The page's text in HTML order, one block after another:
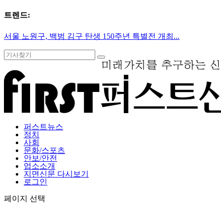
트렌드:
서울 노원구, 백범 김구 탄생 150주년 특별전 개최...
퍼스트뉴스
정치
사회
문화/스포츠
안보/안전
업소소개
지면신문 다시보기
로그인
페이지 선택